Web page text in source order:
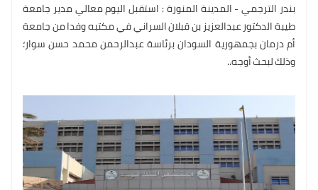
بندر الترجمي - المدينة المنورة : استقبل اليوم معالي مدير جامعة
طيبة الدكتور عبدالعزيز بن قبلان السراني في مكتبه وفدا من جامعة
أم درمان بجمهورية السودان برئاسة عبدالرحمن محمد حسن سوار؛
وذلك لبحث أوجه..